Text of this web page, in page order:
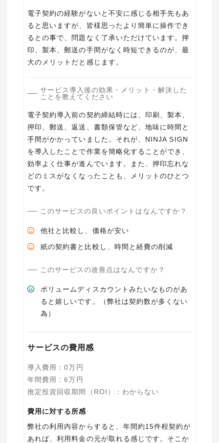
電子契約の経験がないと不安に感じる相手先もあ
ると思いますが、皆様思ったより簡単に操作でき
るとの事で、問題なく了承いただけています。押
印、製本、郵送の手間がなく時短できるのが、最
大のメリットだと感じます。
サービス導入後の効果・メリット・解決した
ことを教えてください
電子契約導入前の契約締結時には、印刷、製本、
押印、郵送、返送、書類保管など、地味に時間と
手間がかかっていました。それが、NINJA SIGN
を導入したことで作業を簡略化することができ、
効率よく仕事が進んでいます。また、押印忘れな
どのミスがなくなったことも、メリットのひとつ
です。
このサービスの良いポイントはなんですか？
他社と比較し、価格が安い
紙の契約書と比較し、時間と経費の削減
このサービスの改善点はなんですか？
ボリュームディスカウントみたいなものがあ
ると嬉しいです。（弊社は契約数が多くない
為）
サービスの費用感
導入費用 ：0万円
年間費用 ：6万円
推定投資回収期間（ROI）
： わからない
費用に対する所感
弊社の利用内容からすると、年間約15件程契約が
あれば、利用料金の元が取れる感じです。そこか